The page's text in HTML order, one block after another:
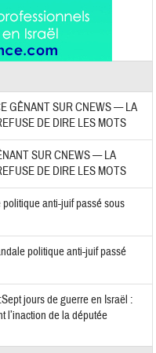
GÊNANT SUR CNEWS — LA
DE DIRE LES MOTS
SUR CNEWS — LA
DE DIRE LES MOTS
anti-juif passé sous
politique anti-juif passé
jours de guerre en Israël :
l’inaction de la députée